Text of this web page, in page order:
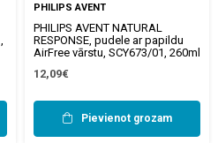
PHILIPS AVENT
PHILIPS AVENT NATURAL
RESPONSE, pudele ar papildu
AirFree vārstu, SCY673/01, 260ml
12,09€
Pievienot grozam